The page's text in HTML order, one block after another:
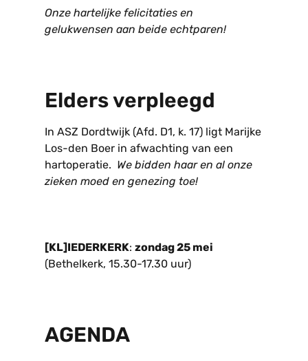
Onze hartelijke felicitaties en
gelukwensen aan beide echtparen!
Elders verpleegd
In ASZ Dordtwijk (Afd. D1, k. 17) ligt Marijke
Los-den Boer in afwachting van een
hartoperatie. We bidden haar en al onze
zieken moed en genezing toe!
[KL]IEDERKERK: zondag 25 mei
(Bethelkerk, 15.30-17.30 uur)
AGENDA